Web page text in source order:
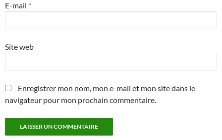
E-mail *
Site web
Enregistrer mon nom, mon e-mail et mon site dans le
navigateur pour mon prochain commentaire.